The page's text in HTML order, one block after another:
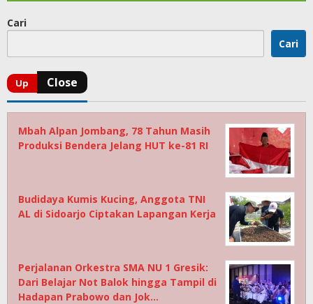
Cari
Cari
Mbah Alpan Jombang, 78 Tahun Masih
Produksi Bendera Jelang HUT ke-81 RI
Budidaya Kumis Kucing, Anggota TNI
AL di Sidoarjo Ciptakan Lapangan Kerja
Perjalanan Orkestra SMA NU 1 Gresik:
Dari Belajar Not Balok hingga Tampil di
Hadapan Prabowo dan Jok…